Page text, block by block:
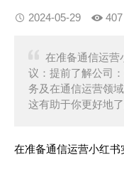
2024-05-29 407
在准备通信运营
议：提前了解公司
务及在通信运营领
这有助于你更好地
在准备通信运营小红书